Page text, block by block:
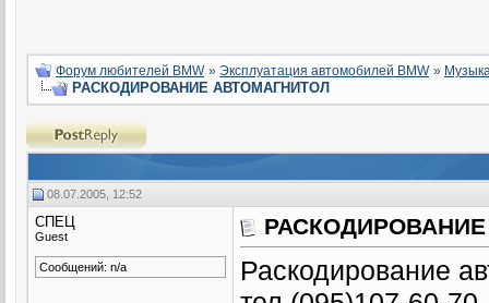
Форум любителей BMW » Эксплуатация автомобилей BMW »
РАСКОДИРОВАНИЕ АВТОМАГНИТОЛ
08.07.2005, 12:52
СПЕЦ
Guest
Сообщений: n/a
Раскодирование